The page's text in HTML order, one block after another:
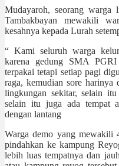
Mudayaroh, seorang warga
Tambakbayan mewakili
kesahnya kepada Lurah
“ Kami seluruh warga
karena gedung SMA
terpakai tetapi setiap pagi
raga, kemudian sore harinya
lingkungan sekitar, selain
selain itu juga ada tempat
dengan lantang
Warga demo yang mewakili
pindahkan ke kampung
lebih luas tempatnya dan